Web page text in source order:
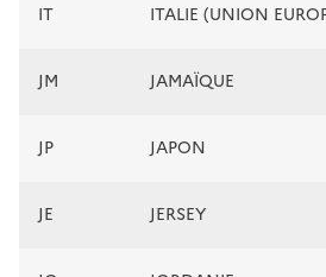
IT ITALIE (UNION
JM JAMAÏQUE
JP JAPON
JE JERSEY